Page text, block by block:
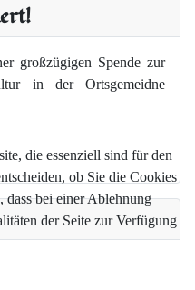
großzügigen Spende zur
in der Ortsgemeidne
die essenziell sind für den
ob Sie die Cookies
dass bei einer Ablehnung
der Seite zur Verfügung